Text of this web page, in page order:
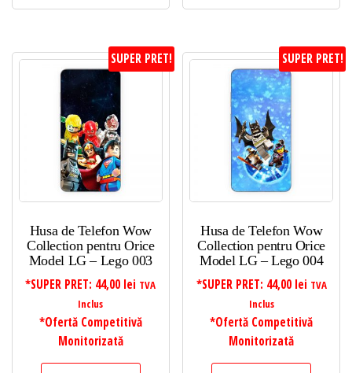
SUPER PRET!
Husa de Telefon Wow
Collection pentru Orice
Model LG – Lego 003
*SUPER PRET: 44,00 lei TVA
Inclus
*Ofertă Competitivă
Monitorizată
SUPER PRET!
Husa de Telefon Wow
Collection pentru Orice
Model LG – Lego 004
*SUPER PRET: 44,00 lei TVA
Inclus
*Ofertă Competitivă
Monitorizată